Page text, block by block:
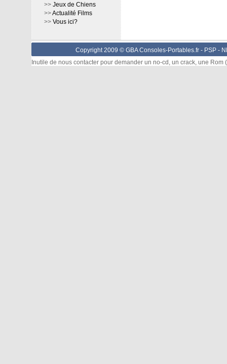
>> Jeux de Chiens
>>Actualité Films
>> Vous ici?
Copyright 2009 © GBA Consoles-Portables.fr - PSP-
Inutile de nous contacter pour demander un no-cd, un crack, une